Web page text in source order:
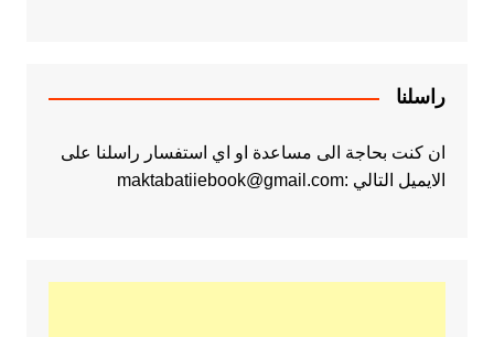
راسلنا
ان كنت بحاجة الى مساعدة او اي استفسار راسلنا على
الايميل التالي :maktabatiiebook@gmail.com